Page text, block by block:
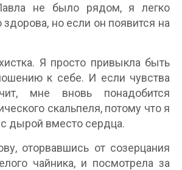
не было рядом, я легко
здорова, но если он появится на
Я просто привыкла быть
к себе. И если чувства
мне вновь понадобится
скальпеля, потому что я
дырой вместо сердца.
оторвавшись от созерцания
чайника, и посмотрела за